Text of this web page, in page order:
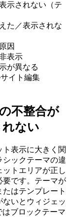
示されない（テ
た／表示されな
因
表示
が異なる
イト編集
不整合が
ない
表示に大きく関
シックテーマの違
トエリアが正し
要です。テーマが
はテンプレート
いとウィジェッ
はブロックテーマ